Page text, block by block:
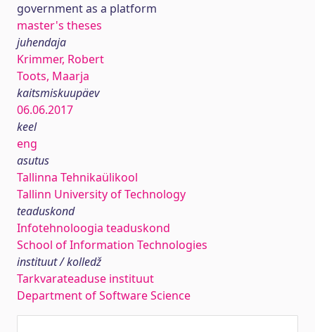
government as a platform
master's theses
juhendaja
Krimmer, Robert
Toots, Maarja
kaitsmiskuupäev
06.06.2017
keel
eng
asutus
Tallinna Tehnikaülikool
Tallinn University of Technology
teaduskond
Infotehnoloogia teaduskond
School of Information Technologies
instituut / kolledž
Tarkvarateaduse instituut
Department of Software Science